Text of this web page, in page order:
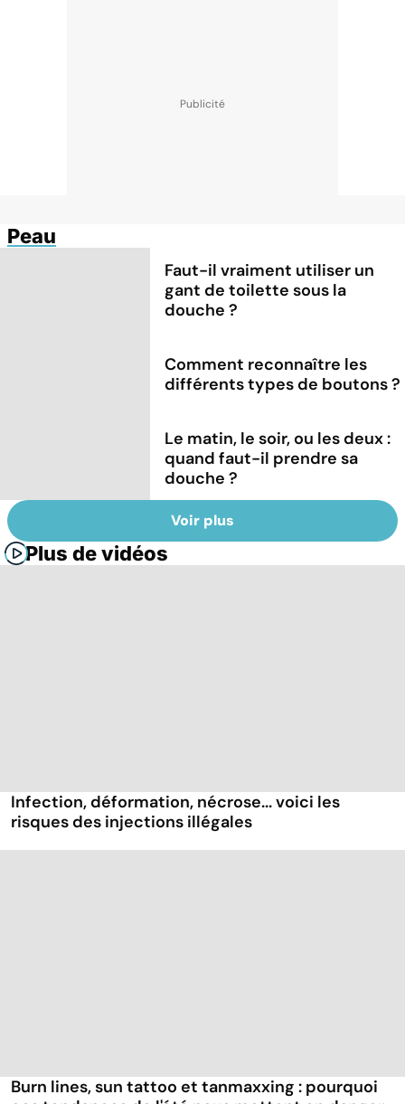
Peau
Faut-il vraiment utiliser un
gant de toilette sous la
douche ?
Comment reconnaître les
différents types de boutons ?
Le matin, le soir, ou les deux :
quand faut-il prendre sa
douche ?
Voir plus
Plus de vidéos
Infection, déformation, nécrose... voici les
risques des injections illégales
Burn lines, sun tattoo et tanmaxxing : pourquoi